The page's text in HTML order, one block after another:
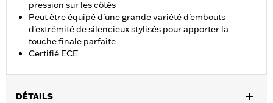
pression sur les côtés
Peut être équipé d'une grande variété d'embouts
d'extrémité de silencieux stylisés pour apporter la
touche finale parfaite
Certifié ECE
DÉTAILS